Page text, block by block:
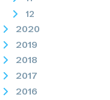
12
2020
2019
2018
2017
2016